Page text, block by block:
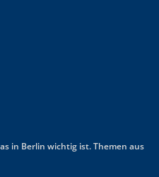
in Berlin wichtig ist. Themen aus